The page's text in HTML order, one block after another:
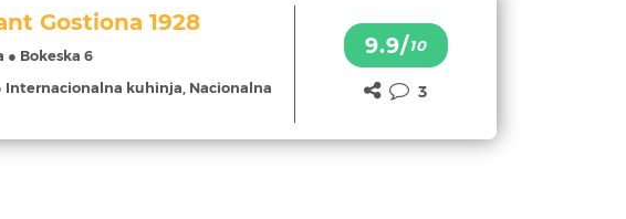
Gostiona 1928
● Bokeska 6
Internacionalna kuhinja, Nacionalna
9.9/10
3